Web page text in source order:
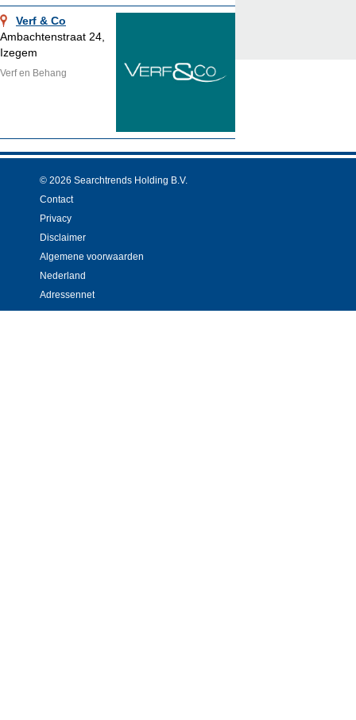
Verf & Co
Ambachtenstraat 24,
Izegem
Verf en Behang
© 2026 Searchtrends Holding B.V.
Contact
Privacy
Disclaimer
Algemene voorwaarden
Nederland
Adressennet